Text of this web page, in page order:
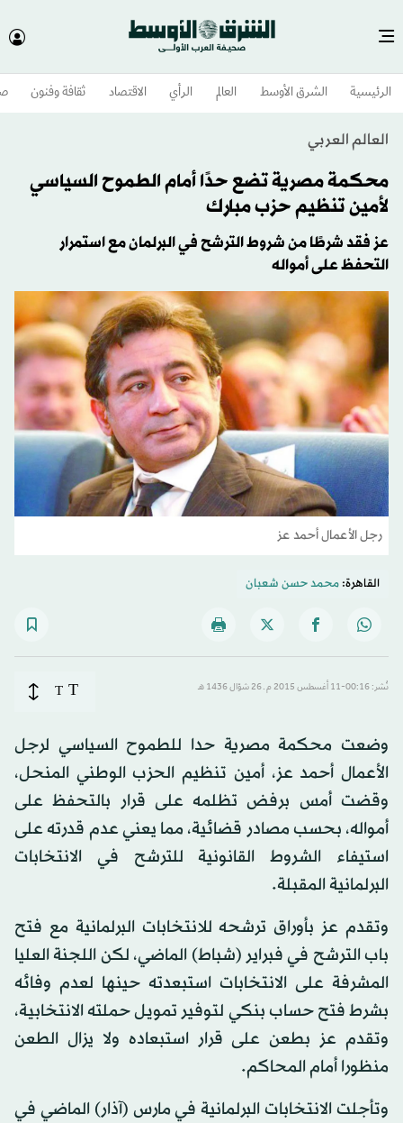
الرئيسية الشرق الأوسط​ العالم الرأي الاقتصاد ثقافة وفنون
العالم العربي
محكمة مصرية تضع حدًا أمام الطموح السياسي
لأمين تنظيم حزب مبارك
عز فقد شرطًا من شروط الترشح في البرلمان مع استمرار
التحفظ على أمواله
رجل الأعمال أحمد عز
القاهرة:محمد حسن شعبان
نُشر: 00:16-11 أغسطس 2015 م ـ 26 شوّال 1436 هـ T
T
وضعت محكمة مصرية حدا للطموح السياسي لرجل
الأعمال أحمد عز، أمين تنظيم الحزب الوطني المنحل،
وقضت أمس برفض تظلمه على قرار بالتحفظ على
أمواله، بحسب مصادر قضائية، مما يعني عدم قدرته على
استيفاء الشروط القانونية للترشح في الانتخابات
البرلمانية المقبلة.
وتقدم عز بأوراق ترشحه للانتخابات البرلمانية مع فتح
باب الترشح في فبراير (شباط) الماضي، لكن اللجنة العليا
المشرفة على الانتخابات استبعدته حينها لعدم وفائه
بشرط فتح حساب بنكي لتوفير تمويل حملته الانتخابية،
وتقدم عز بطعن على قرار استبعاده ولا يزال الطعن
منظورا أمام المحاكم.
وتأجلت الانتخابات البرلمانية في مارس (آذار) الماضي في